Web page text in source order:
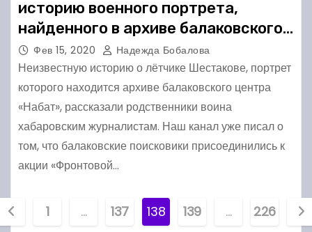
историю военного портрета,
найденного в архиве балаковского
«Набата»
Фев 15, 2020 Надежда Бобалова
Неизвестную историю о лётчике Шестакове, портрет
которого находится архиве балаковского центра
«Набат», рассказали родственники воина
хабаровским журналистам. Наш канал уже писал о
том, что балаковские поисковики присоединились к
акции «Фронтовой…
1 … 137 138 139 … 226